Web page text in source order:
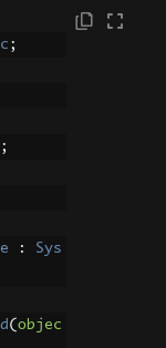
"Page
;
;
:
Sys
( objec